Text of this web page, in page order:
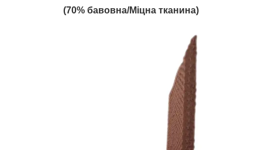
(70% бавовна/Міцна тканина)